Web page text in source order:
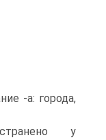
-а: города,
у